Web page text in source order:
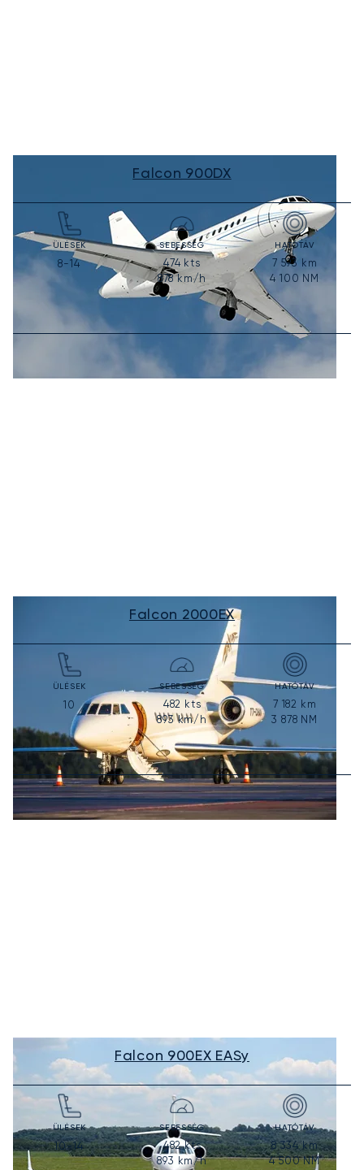
Falcon 900DX
ÜLÉSEK
8-14
SEBESSÉG
474 kts
878km/h
HATÓTÁV
7 593 km
4 100 NM
Falcon 2000EX
ÜLÉSEK
10
SEBESSÉG
482 kts
893km/h
HATÓTÁV
7 182 km
3 878 NM
Falcon 900EX EASy
ÜLÉSEK
10-14
SEBESSÉG
482kts
893 km/h
HATÓTÁV
8 334km
4 500NM